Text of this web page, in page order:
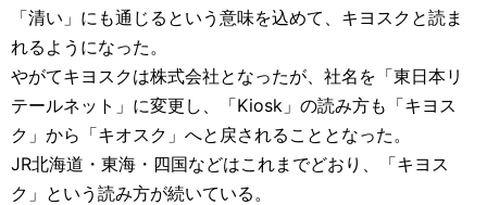
「清い」にも通じるという意味を込めて、キヨスクと読ま
れるようになった。
やがてキヨスクは株式会社となったが、社名を「東日本リ
テールネット」に変更し、「Kiosk」の読み方も「キヨス
ク」から「キオスク」へと戻されることとなった。
JR北海道・東海・四国などはこれまでどおり、「キヨス
ク」という読み方が続いている。